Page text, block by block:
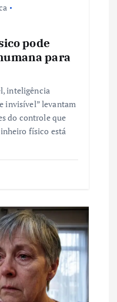
pode
para
inteligência
invisível” levantam
do controle que
físico está